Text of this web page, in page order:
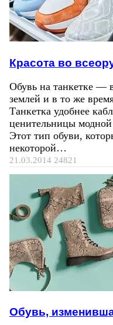
Красота во
Обувь на танкетке —
землей и в то же
Танкетка удобнее
ценительницы
Этот тип обуви,
некоторой…
21.03.2014 24821
Обувь,